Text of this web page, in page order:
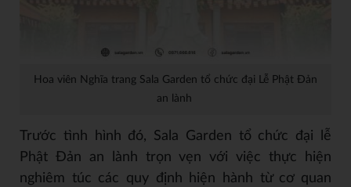
Hoa viên Nghĩa trang Sala Garden tổ chức đại Lễ Phật Đản
an lành
Trước tình hình đó, Sala Garden tổ chức đại lễ
Phật Đản an lành trọn vẹn với việc thực hiện
nghiêm túc các quy định hiện hành từ cơ quan